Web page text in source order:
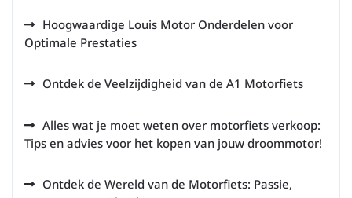
Hoogwaardige Louis Motor Onderdelen voor
Optimale Prestaties
Ontdek de Veelzijdigheid van de A1 Motorfiets
Alles wat je moet weten over motorfiets verkoop:
Tips en advies voor het kopen van jouw droommotor!
Ontdek de Wereld van de Motorfiets: Passie,